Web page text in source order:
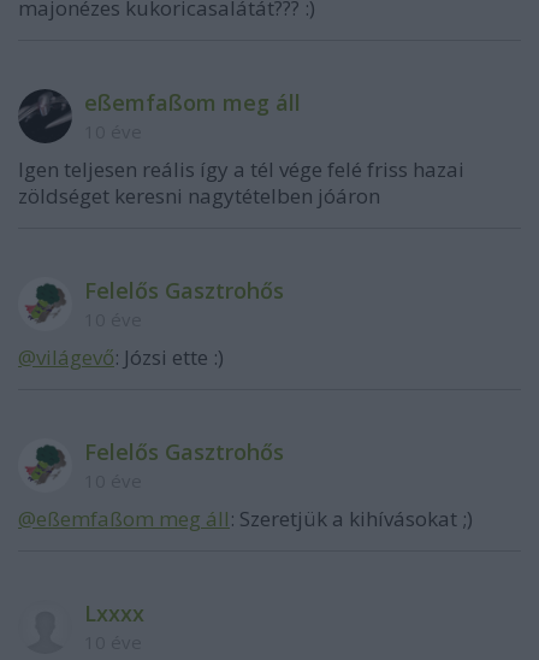
majonézes kukoricasalátát??? :)
eßemfaßom meg áll
Igen teljesen reális így a tél vége felé friss hazai
zöldséget keresni nagytételben jóáron
Felelős Gasztrohős
@világevő: Józsi ette :)
Felelős Gasztrohős
@eßemfaßom meg áll: Szeretjük a kihívásokat ;)
Lxxxx